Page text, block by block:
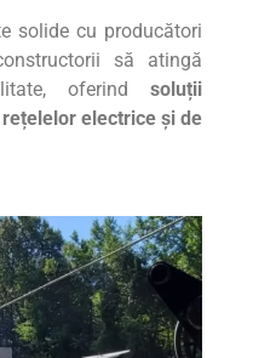
solide cu producători
să atingă
oferind soluții
electrice și de